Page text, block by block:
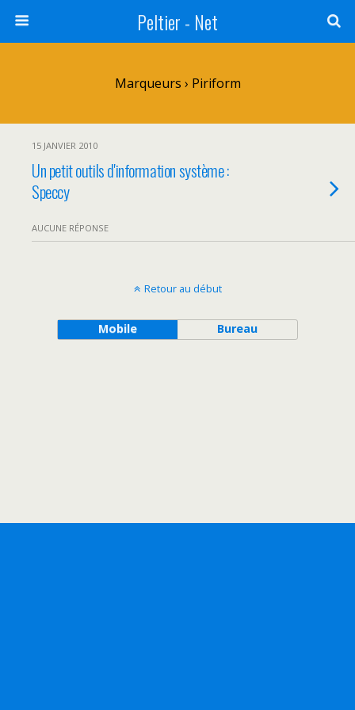
Peltier - Net
Marqueurs › Piriform
15 JANVIER 2010
Un petit outils d'information système :
Speccy
AUCUNE RÉPONSE
Retour au début
Mobile Bureau